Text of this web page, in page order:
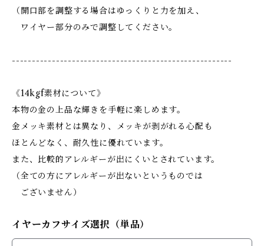
（開口部を調整する場合はゆっくりと力を加え、
ワイヤー部分のみで調整してください。
-------------------------------------------------------
《14kgf素材について》
本物の金の上品な輝きを手軽に楽しめます。
金メッキ素材とは異なり、メッキが剥がれる心配も
ほとんどなく、耐久性に優れています。
また、比較的アレルギーが出にくいとされています。
（全ての方にアレルギーが出ないというものでは
ございません）
イヤーカフサイズ選択（単品）